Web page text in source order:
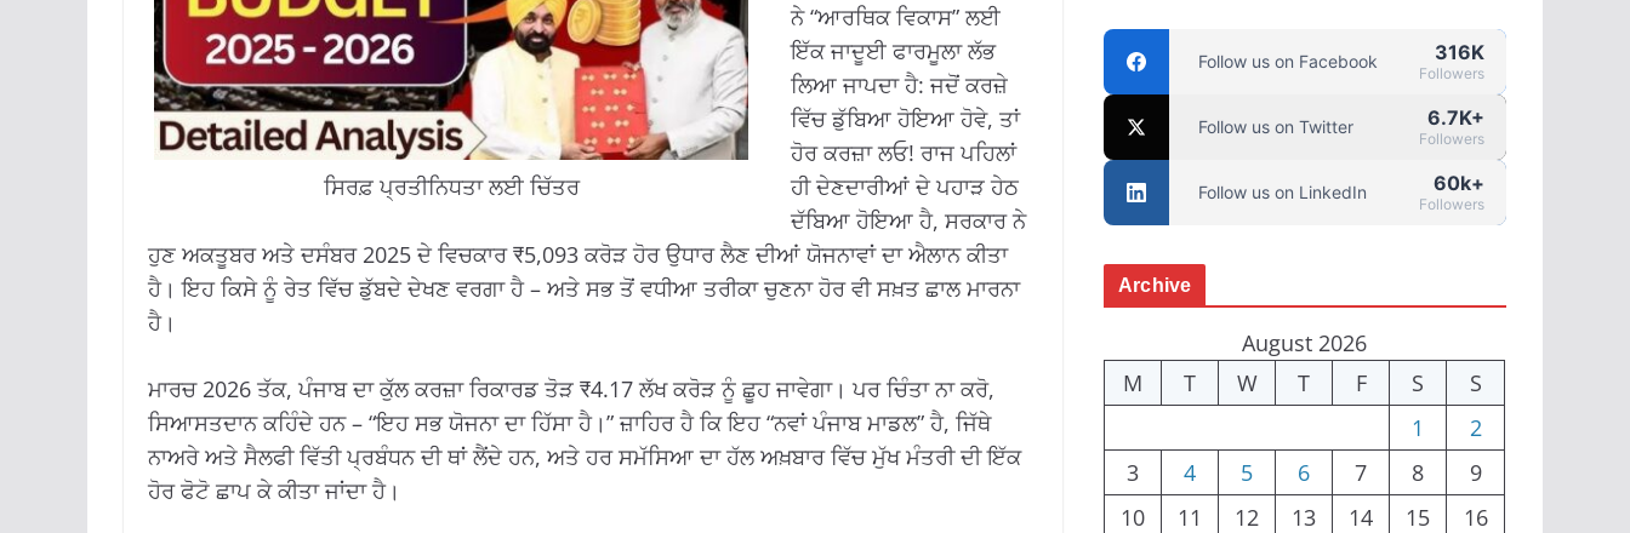
ਸਿਰਫ਼ ਪ੍ਰਤੀਨਿਧਤਾ ਲਈ ਚਿੱਤਰ
ਨੇ “ਆਰਥਿਕ ਵਿਕਾਸ” ਲਈ
ਇੱਕ ਜਾਦੂਈ ਫਾਰਮੂਲਾ ਲੱਭ
ਲਿਆ ਜਾਪਦਾ ਹੈ: ਜਦੋਂ ਕਰਜ਼ੇ
ਵਿੱਚ ਡੁੱਬਿਆ ਹੋਇਆ ਹੋਵੇ, ਤਾਂ
ਹੋਰ ਕਰਜ਼ਾ ਲਓ! ਰਾਜ ਪਹਿਲਾਂ
ਹੀ ਦੇਣਦਾਰੀਆਂ ਦੇ ਪਹਾੜ ਹੇਠ
ਦੱਬਿਆ ਹੋਇਆ ਹੈ, ਸਰਕਾਰ ਨੇ
ਹੁਣ ਅਕਤੂਬਰ ਅਤੇ ਦਸੰਬਰ 2025 ਦੇ ਵਿਚਕਾਰ ₹5,093 ਕਰੋੜ ਹੋਰ ਉਧਾਰ ਲੈਣ ਦੀਆਂ ਯੋਜਨਾਵਾਂ ਦਾ ਐਲਾਨ ਕੀਤਾ
ਹੈ। ਇਹ ਕਿਸੇ ਨੂੰ ਰੇਤ ਵਿੱਚ ਡੁੱਬਦੇ ਦੇਖਣ ਵਰਗਾ ਹੈ – ਅਤੇ ਸਭ ਤੋਂ ਵਧੀਆ ਤਰੀਕਾ ਚੁਣਨਾ ਹੋਰ ਵੀ ਸਖ਼ਤ ਛਾਲ ਮਾਰਨਾ
ਹੈ।
ਮਾਰਚ 2026 ਤੱਕ, ਪੰਜਾਬ ਦਾ ਕੁੱਲ ਕਰਜ਼ਾ ਰਿਕਾਰਡ ਤੋੜ ₹4.17 ਲੱਖ ਕਰੋੜ ਨੂੰ ਛੂਹ ਜਾਵੇਗਾ। ਪਰ ਚਿੰਤਾ ਨਾ ਕਰੋ,
ਸਿਆਸਤਦਾਨ ਕਹਿੰਦੇ ਹਨ – “ਇਹ ਸਭ ਯੋਜਨਾ ਦਾ ਹਿੱਸਾ ਹੈ।” ਜ਼ਾਹਿਰ ਹੈ ਕਿ ਇਹ “ਨਵਾਂ ਪੰਜਾਬ ਮਾਡਲ” ਹੈ, ਜਿੱਥੇ
ਨਾਅਰੇ ਅਤੇ ਸੈਲਫੀ ਵਿੱਤੀ ਪ੍ਰਬੰਧਨ ਦੀ ਥਾਂ ਲੈਂਦੇ ਹਨ, ਅਤੇ ਹਰ ਸਮੱਸਿਆ ਦਾ ਹੱਲ ਅਖ਼ਬਾਰ ਵਿੱਚ ਮੁੱਖ ਮੰਤਰੀ ਦੀ ਇੱਕ
ਹੋਰ ਫੋਟੋ ਛਾਪ ਕੇ ਕੀਤਾ ਜਾਂਦਾ ਹੈ।
Follow us on Facebook 316K
Followers
Follow us on Twitter 6.7K+
Followers
Follow us on LinkedIn 60k+
Followers
Archive
August 2026
M
T W T F S
S
1
2
3
4 5 6 7 8
9
10
11 12 13 14 15
16